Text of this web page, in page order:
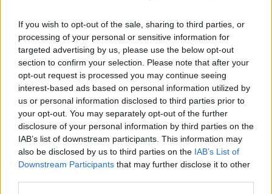
If you wish to opt-out of the sale, sharing to third parties, or
processing of your personal or sensitive information for
targeted advertising by us, please use the below opt-out
section to confirm your selection. Please note that after your
opt-out request is processed you may continue seeing
interest-based ads based on personal information utilized by
us or personal information disclosed to third parties prior to
your opt-out. You may separately opt-out of the further
disclosure of your personal information by third parties on the
IAB’s list of downstream participants. This information may
also be disclosed by us to third parties on the IAB’s List of
Downstream Participants that may further disclose it to other
mérve 20%-kal (forintban csak 9%-kal)
alacsonyabb a tavalyi értéknél.
A Concorde Call szerint: "A felmérés szerint a Richter 3%
fölött tudta tartani részesedését a nem támogatott piacon,
amely összességében növekedett. A mi várakozásunk
szerint a Richter 2009-es orosz árbevétele 173 m€ lenne,
amely 5%-kal kevesebb a tavalyinál, tehát az első
negyedéves árbevétel akár 7-8%-kal is elmaradhat az
időarányos várakozásunknál. Mindez azt...